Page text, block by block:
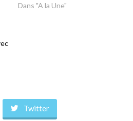
Dans "A la Une"
Twitter